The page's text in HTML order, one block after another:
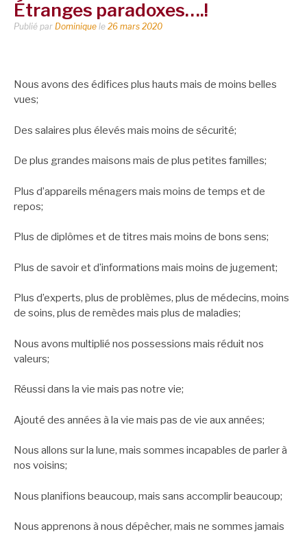
Étranges paradoxes….!
Publié par Dominique le 26 mars 2020
Nous avons des édifices plus hauts mais de moins belles
vues;
Des salaires plus élevés mais moins de sécurité;
De plus grandes maisons mais de plus petites familles;
Plus d’appareils ménagers mais moins de temps et de
repos;
Plus de diplômes et de titres mais moins de bons sens;
Plus de savoir et d’informations mais moins de jugement;
Plus d’experts, plus de problèmes, plus de médecins, moins
de soins, plus de remèdes mais plus de maladies;
Nous avons multiplié nos possessions mais réduit nos
valeurs;
Réussi dans la vie mais pas notre vie;
Ajouté des années à la vie mais pas de vie aux années;
Nous allons sur la lune, mais sommes incapables de parler à
nos voisins;
Nous planifions beaucoup, mais sans accomplir beaucoup;
Nous apprenons à nous dépêcher, mais ne sommes jamais